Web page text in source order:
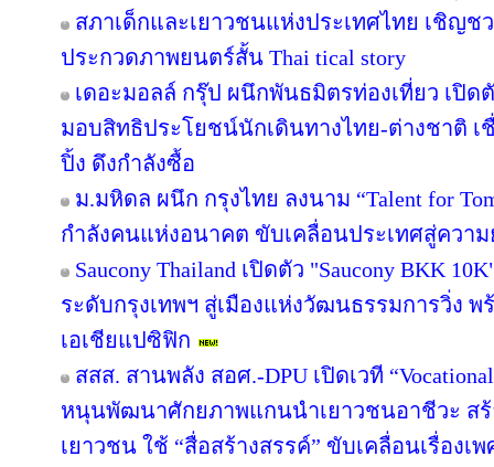
สภาเด็กและเยาวชนแห่งประเทศไทย เชิญช
ประกวดภาพยนตร์สั้น Thai tical story
เดอะมอลล์ กรุ๊ป ผนึกพันธมิตรท่องเที่ยว เปิดตั
มอบสิทธิประโยชน์นักเดินทางไทย-ต่างชาติ เ
ปิ้ง ดึงกำลังซื้อ
ม.มหิดล ผนึก กรุงไทย ลงนาม “Talent for
กำลังคนแห่งอนาคต ขับเคลื่อนประเทศสู่ควา
Saucony Thailand เปิดตัว "Saucony BKK
ระดับกรุงเทพฯ สู่เมืองแห่งวัฒนธรรมการวิ่ง พ
เอเชียแปซิฟิก
สสส. สานพลัง สอศ.-DPU เปิดเวที “Vocational
หนุนพัฒนาศักยภาพแกนนำเยาวชนอาชีวะ ส
เยาวชน ใช้ “สื่อสร้างสรรค์” ขับเคลื่อนเรื่องเ